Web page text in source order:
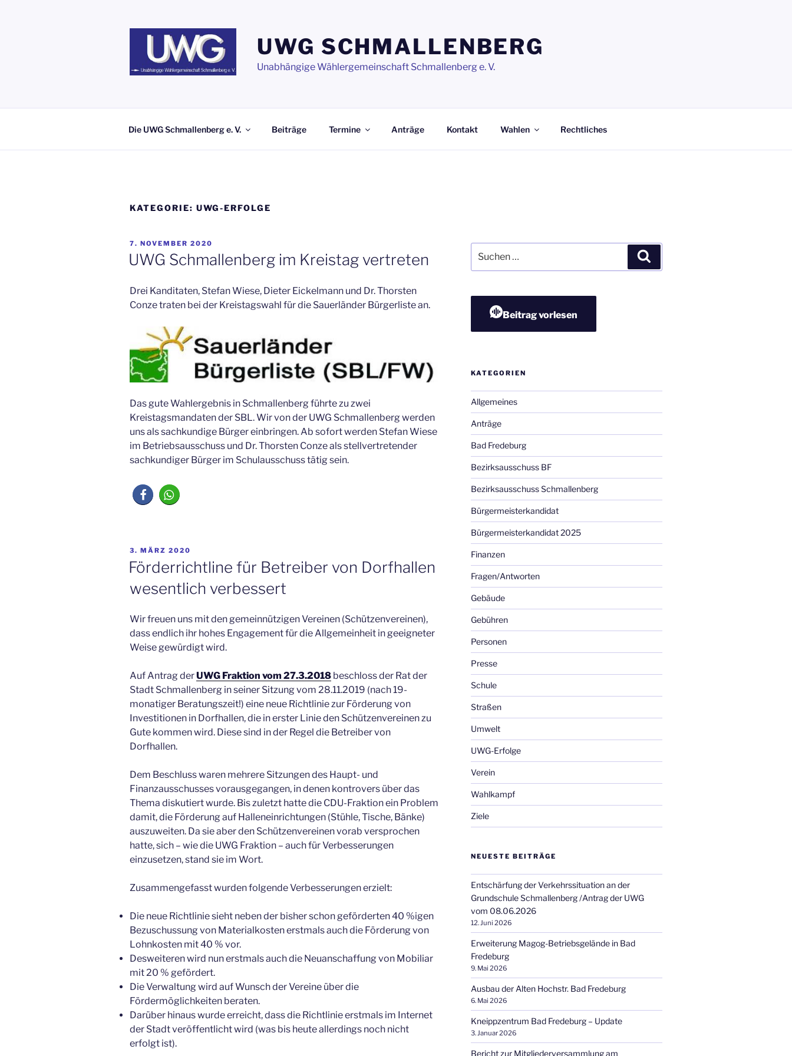
UWG SCHMALLENBERG
Unabhängige Wählergemeinschaft Schmallenberg e. V.
Die UWG Schmallenberg e. V. Beiträge Termine Anträge Kontakt Wahlen Rechtliches
KATEGORIE: UWG-ERFOLGE
VERÖFFENTLICHT
AM
7. NOVEMBER 2020
UWG Schmallenberg im Kreistag vertreten
Drei Kanditaten, Stefan Wiese, Dieter Eickelmann und Dr. Thorsten
Conze traten bei der Kreistagswahl für die Sauerländer Bürgerliste an.
Das gute Wahlergebnis in Schmallenberg führte zu zwei
Kreistagsmandaten der SBL. Wir von der UWG Schmallenberg werden
uns als sachkundige Bürger einbringen. Ab sofort werden Stefan Wiese
im Betriebsausschuss und Dr. Thorsten Conze als stellvertretender
sachkundiger Bürger im Schulausschuss tätig sein.
VERÖFFENTLICHT
AM
3. MÄRZ 2020
Förderrichtline für Betreiber von Dorfhallen
wesentlich verbessert
Wir freuen uns mit den gemeinnützigen Vereinen (Schützenvereinen),
dass endlich ihr hohes Engagement für die Allgemeinheit in geeigneter
Weise gewürdigt wird.
Auf Antrag derUWG Fraktion vom 27.3.2018 beschloss der Rat der
Stadt Schmallenberg in seiner Sitzung vom 28.11.2019 (nach 19-
monatiger Beratungszeit!) eine neue Richtlinie zur Förderung von
Investitionen in Dorfhallen, die in erster Linie den Schützenvereinen zu
Gute kommen wird. Diese sind in der Regel die Betreiber von
Dorfhallen.
Dem Beschluss waren mehrere Sitzungen des Haupt- und
Finanzausschusses vorausgegangen, in denen kontrovers über das
Thema diskutiert wurde. Bis zuletzt hatte die CDU-Fraktion ein Problem
damit, die Förderung auf Halleneinrichtungen (Stühle, Tische, Bänke)
auszuweiten. Da sie aber den Schützenvereinen vorab versprochen
hatte, sich – wie die UWG Fraktion – auch für Verbesserungen
einzusetzen, stand sie im Wort.
Zusammengefasst wurden folgende Verbesserungen erzielt:
Die neue Richtlinie sieht neben der bisher schon geförderten 40 %igen
Bezuschussung von Materialkosten erstmals auch die Förderung von
Lohnkosten mit 40 % vor.
Desweiteren wird nun erstmals auch die Neuanschaffung von Mobiliar
mit 20 % gefördert.
Die Verwaltung wird auf Wunsch der Vereine über die
Fördermöglichkeiten beraten.
Darüber hinaus wurde erreicht, dass die Richtlinie erstmals im Internet
der Stadt veröffentlicht wird (was bis heute allerdings noch nicht
erfolgt ist).
nach:
Beitrag vorlesen
KATEGORIEN
Allgemeines
Anträge
Bad Fredeburg
Bezirksausschuss BF
Bezirksausschuss Schmallenberg
Bürgermeisterkandidat
Bürgermeisterkandidat 2025
Finanzen
Fragen/Antworten
Gebäude
Gebühren
Personen
Presse
Schule
Straßen
Umwelt
UWG-Erfolge
Verein
Wahlkampf
Ziele
NEUESTE BEITRÄGE
Entschärfung der Verkehrssituation an der
Grundschule Schmallenberg /Antrag der UWG
vom 08.06.2026
12. Juni 2026
Erweiterung Magog-Betriebsgelände in Bad
Fredeburg
9. Mai 2026
Ausbau der Alten Hochstr. Bad Fredeburg
6. Mai 2026
Kneippzentrum Bad Fredeburg – Update
3. Januar 2026
Bericht zur Mitgliederversammlung am